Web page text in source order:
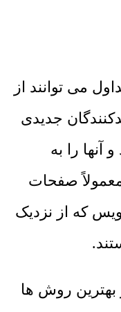
می توانند از
جدیدی
آنها را به
صفحات
که از نزدیک
روش ها